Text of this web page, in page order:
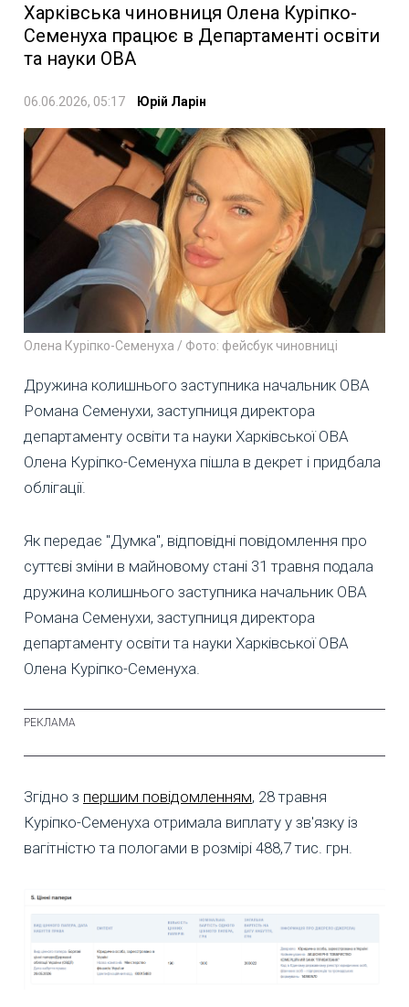
Харківська чиновниця Олена Куріпко-
Семенуха працює в Департаменті освіти
та науки ОВА
06.06.2026, 05:17 Юрій Ларін
Олена Куріпко-Семенуха / Фото: фейсбук чиновниці
Дружина колишнього заступника начальник ОВА
Романа Семенухи, заступниця директора
департаменту освіти та науки Харківської ОВА
Олена Куріпко-Семенуха пішла в декрет і придбала
облігації.
Як передає "Думка", відповідні повідомлення про
суттєві зміни в майновому стані 31 травня подала
дружина колишнього заступника начальник ОВА
Романа Семенухи, заступниця директора
департаменту освіти та науки Харківської ОВА
Олена Куріпко-Семенуха.
Згідно з першим повідомленням, 28 травня
Куріпко-Семенуха отримала виплату у зв'язку із
вагітністю та пологами в розмірі 488,7 тис. грн.